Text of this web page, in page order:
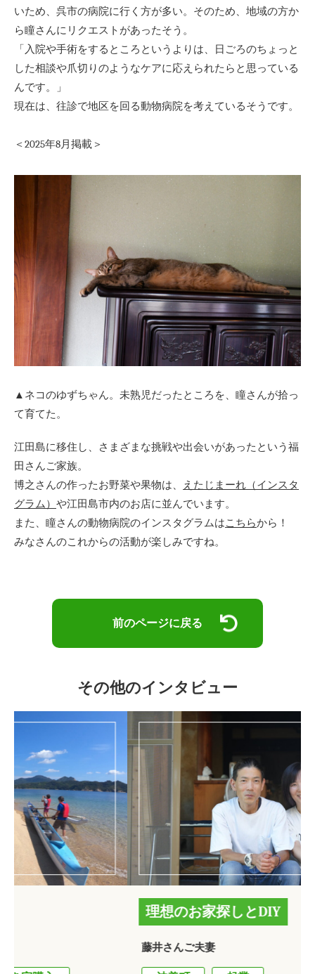
いため、呉市の病院に行く方が多い。そのため、地域の方か
ら瞳さんにリクエストがあったそう。
「入院や手術をするところというよりは、日ごろのちょっと
した相談や爪切りのようなケアに応えられたらと思っている
んです。」
現在は、往診で地区を回る動物病院を考えているそうです。
＜2025年8月掲載＞
▲ネコのゆずちゃん。未熟児だったところを、瞳さんが拾っ
て育てた。
江田島に移住し、さまざまな挑戦や出会いがあったという福
田さんご家族。
博之さんの作ったお野菜や果物は、
えたじまーれ（インスタ
グラム） や江田島市内のお店に並んでいます。
また、瞳さんの動物病院のインスタグラムはこちらから！
みなさんのこれからの活動が楽しみですね。
前のページに戻る
その他のインタビュー
理想のお家探しとDIY